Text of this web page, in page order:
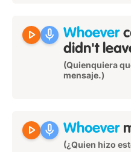
play_arrow mic Whoever
didn't
(Quienquiera
mensaje.)
play_arrow mic Whoever
(¿Quien hizo